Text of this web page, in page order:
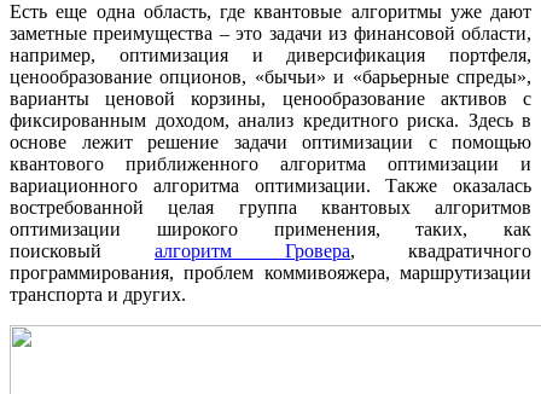
Есть еще одна область, где квантовые алгоритмы уже дают
заметные преимущества – это задачи из финансовой области,
например, оптимизация и диверсификация портфеля,
ценообразование опционов, «бычьи» и «барьерные спреды»,
варианты ценовой корзины, ценообразование активов с
фиксированным доходом, анализ кредитного риска. Здесь в
основе лежит решение задачи оптимизации с помощью
квантового приближенного алгоритма оптимизации и
вариационного алгоритма оптимизации. Также оказалась
востребованной целая группа квантовых алгоритмов
оптимизации широкого применения, таких, как
поисковый алгоритм Гровера, квадратичного
программирования, проблем коммивояжера, маршрутизации
транспорта и других.